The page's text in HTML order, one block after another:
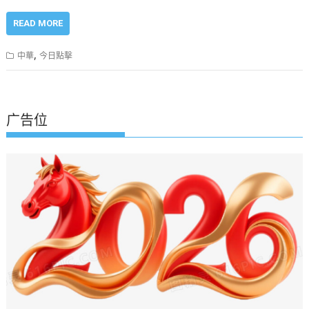
READ MORE
中華,今日點擊
广告位